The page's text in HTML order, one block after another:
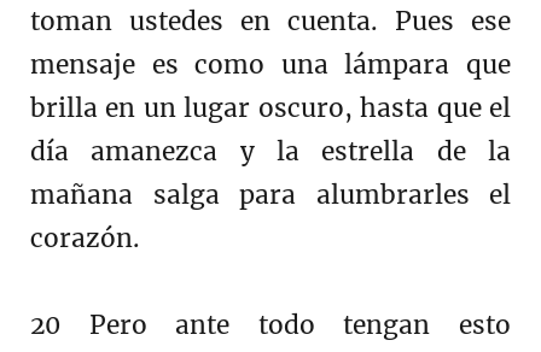
toman ustedes en cuenta. Pues ese
mensaje es como una lámpara que
brilla en un lugar oscuro, hasta que el
día amanezca y la estrella de la
mañana salga para alumbrarles el
corazón.
20 Pero ante todo tengan esto